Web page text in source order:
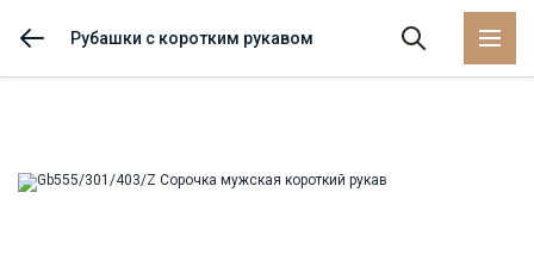
Рубашки с коротким рукавом